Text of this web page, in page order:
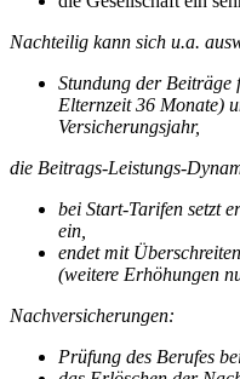
Nachteilig kann sich u.a.
Stundung der Beiträge
Elternzeit 36 Monate)
Versicherungsjahr,
die Beitrags-Leistungs-
bei Start-Tarifen setzt
ein,
endet mit
(weitere Erhöhungen
Nachversicherungen:
Prüfung des Berufes